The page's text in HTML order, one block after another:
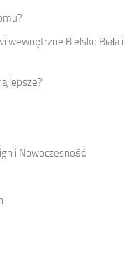
wewnętrzne Bielsko Biała i
i Nowoczesność